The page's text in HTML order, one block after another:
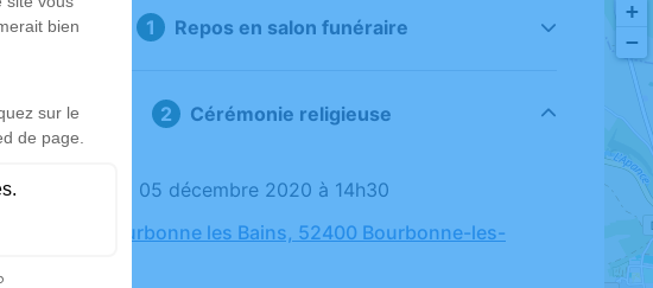
Repos en salon funéraire
Cérémonie religieuse
Le samedi 05 décembre 2020 à 14h30
Église Bourbonne les Bains, 52400 Bourbonne-les-
+
−